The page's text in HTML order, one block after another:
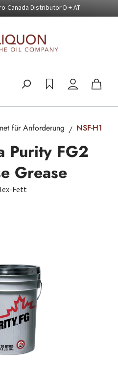
Canada Distributor D + AT
für Anforderung NSF-H1
Purity FG2
Grease
Fett